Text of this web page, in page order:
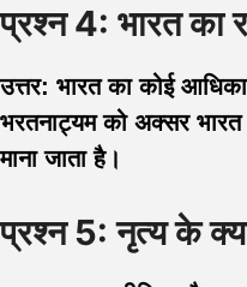
प्रश्न 4: भारत का
उत्तर: भारत का कोई
भरतनाट्यम को अक्सर भारत
माना जाता है।
प्रश्न 5: नृत्य के